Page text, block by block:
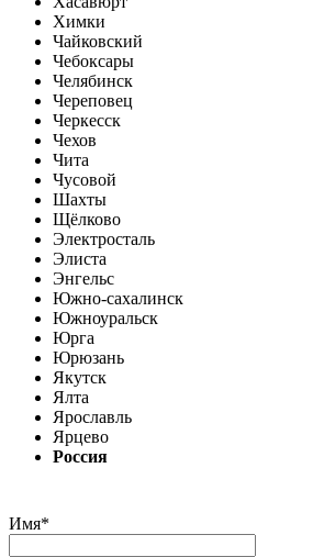
Химки
Чайковский
Чебоксары
Челябинск
Череповец
Черкесск
Чехов
Чита
Чусовой
Шахты
Щёлково
Электросталь
Элиста
Энгельс
Южно-сахалинск
Южноуральск
Юрга
Юрюзань
Якутск
Ялта
Ярославль
Ярцево
Россия
Имя*